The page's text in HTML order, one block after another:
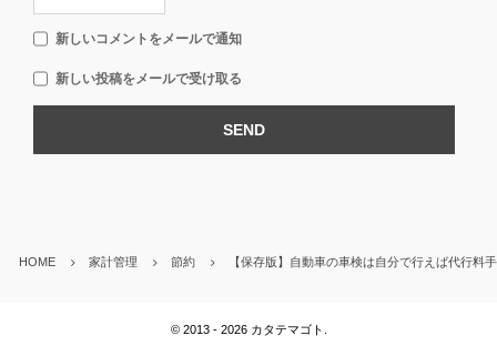
新しいコメントをメールで通知
新しい投稿をメールで受け取る
HOME 家計管理 節約 【保存版】自動車の車検は自分で行えば代行料
© 2013 - 2026 カタテマゴト